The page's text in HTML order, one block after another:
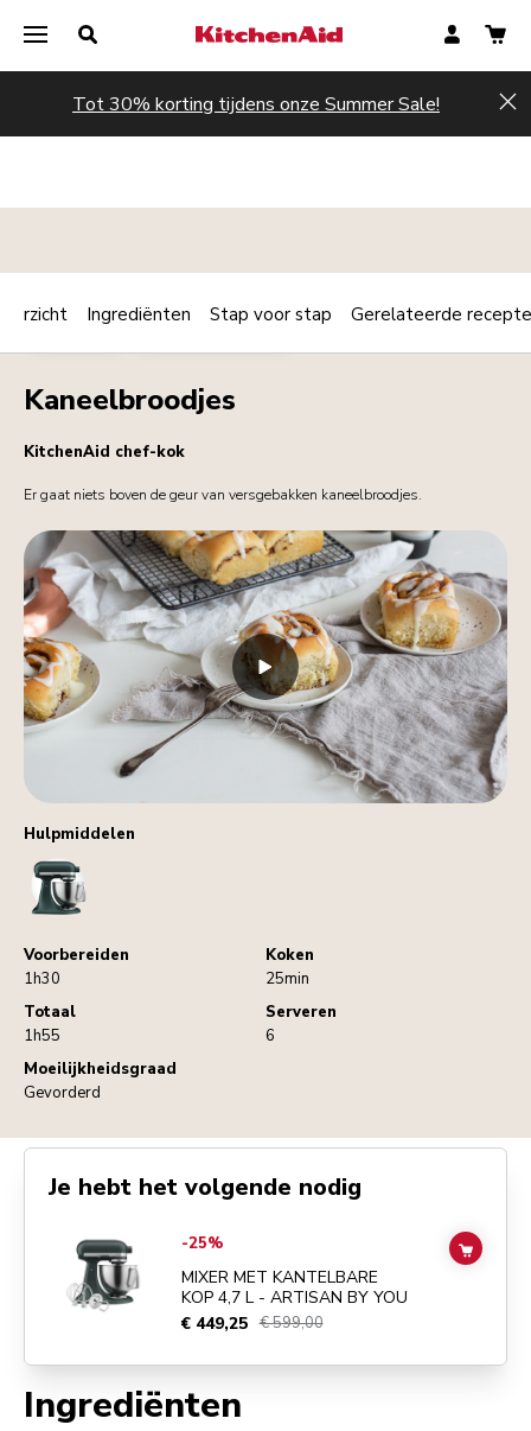
Tot 30% korting tijdens onze Summer Sale!
Hulpmiddelen
StandMixer
Voorbereiden
1h30
Koken
25min
Totaal
1h55
Serveren
6
Moeilijkheidsgraad
Gevorderd
DESSERTS ONTBIJT / BRUNCH Print
Share
Kaneelbroodjes
KitchenAid chef-kok
Er gaat niets boven de geur van versgebakken kaneelbroodjes.
Ingrediënten Stap voor stap Gerelateerde
Ingrediënten
Je hebt het volgende nodig
Go toMIXER MET KANTELBARE KOP 4,7 L - ARTISAN BY YOU
-25%
MIXER MET KANTELBARE
KOP 4,7 L - ARTISAN BY YOU
€ 449,25 € 599,00
ADD